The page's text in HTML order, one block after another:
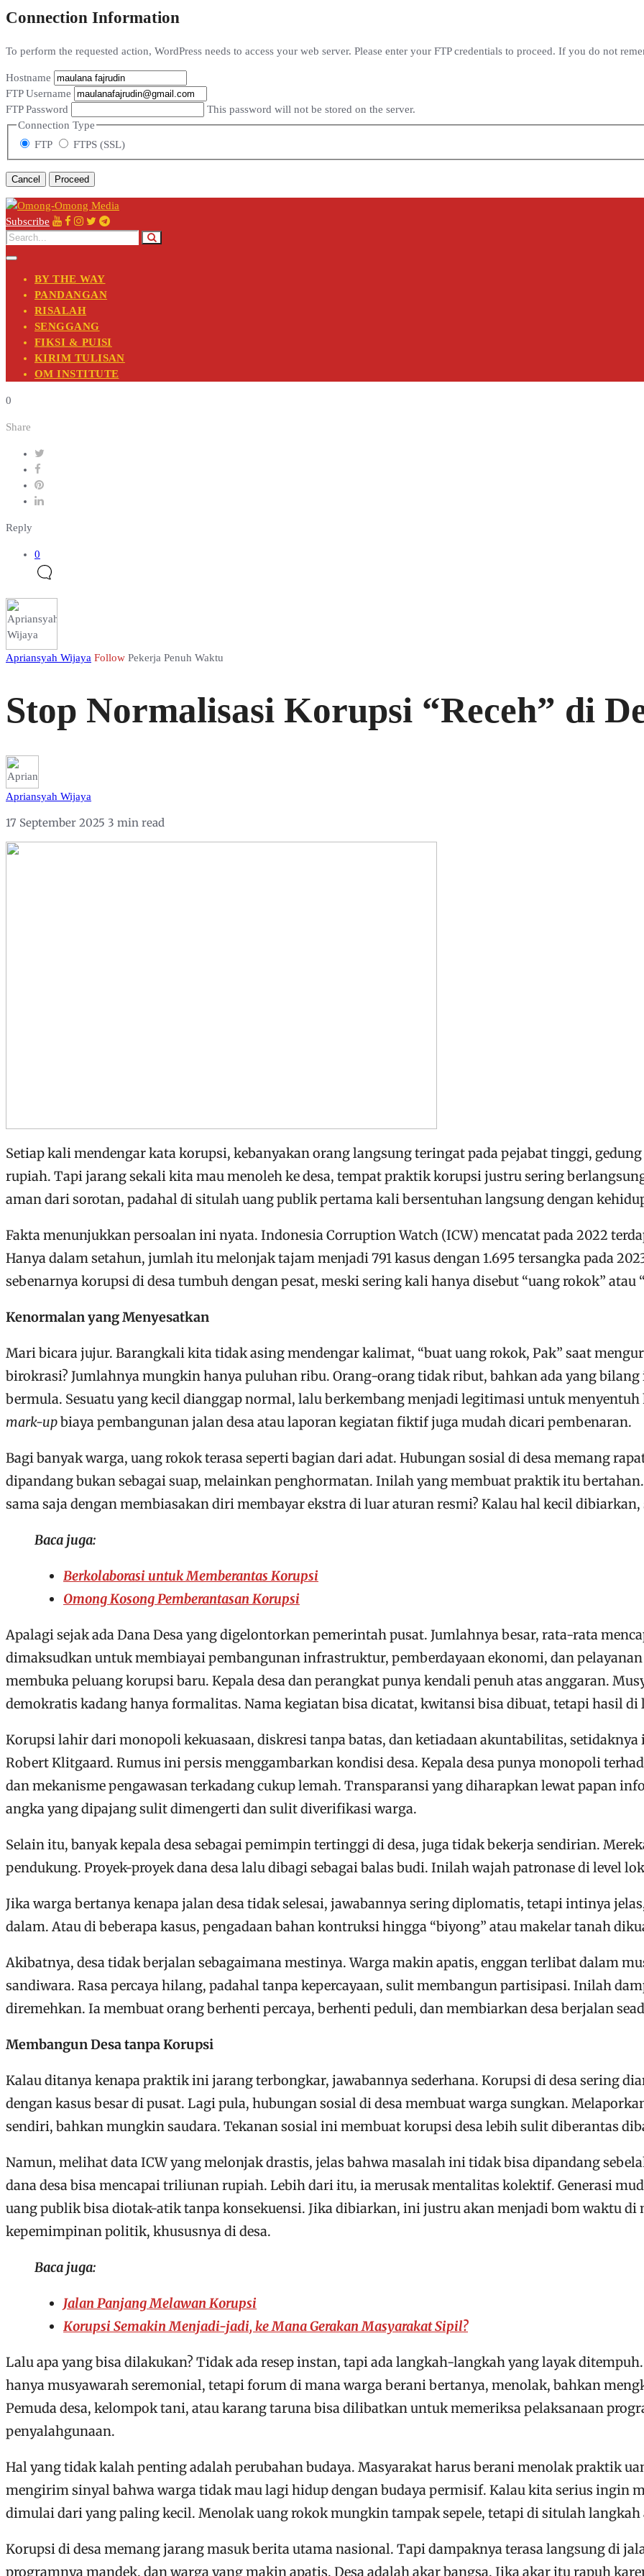
Connection Information
To perform the requested action, WordPress needs to access your web server. Please enter your FTP credentials to proceed. If you do not
Hostname
FTP Username
FTP Password
This password will not be stored on the server.
Connection Type
FTP
FTPS (SSL)
Cancel
Subscribe
BY THE WAY
PANDANGAN
RISALAH
SENGGANG
FIKSI & PUISI
KIRIM TULISAN
OM INSTITUTE
0
Share
Reply
0
Apriansyah Wijaya Follow Pekerja Penuh Waktu
Stop Normalisasi Korupsi “Receh” di
Apriansyah Wijaya
17 September 2025 3 min read
Setiap kali mendengar kata korupsi, kebanyakan orang langsung teringat pada pejabat tinggi,
rupiah. Tapi jarang sekali kita mau menoleh ke desa, tempat praktik korupsi justru sering
aman dari sorotan, padahal di situlah uang publik pertama kali bersentuhan langsung dengan
Fakta menunjukkan persoalan ini nyata. Indonesia Corruption Watch (ICW) mencatat pada 2022
Hanya dalam setahun, jumlah itu melonjak tajam menjadi 791 kasus dengan 1.695 tersangka pada
sebenarnya korupsi di desa tumbuh dengan pesat, meski sering kali hanya disebut “uang rokok” atau
Kenormalan yang Menyesatkan
Mari bicara jujur. Barangkali kita tidak asing mendengar kalimat, “buat uang rokok, Pak” saat
birokrasi? Jumlahnya mungkin hanya puluhan ribu. Orang-orang tidak ribut, bahkan ada yang
bermula. Sesuatu yang kecil dianggap normal, lalu berkembang menjadi legitimasi untuk menyentuh
mark-upbiaya pembangunan jalan desa atau laporan kegiatan fiktif juga mudah dicari pembenaran.
Bagi banyak warga, uang rokok terasa seperti bagian dari adat. Hubungan sosial di desa memang
dipandang bukan sebagai suap, melainkan penghormatan. Inilah yang membuat praktik itu
sama saja dengan membiasakan diri membayar ekstra di luar aturan resmi? Kalau hal kecil
Baca juga:
Berkolaborasi untuk Memberantas Korupsi
Omong Kosong Pemberantasan Korupsi
Apalagi sejak ada Dana Desa yang digelontorkan pemerintah pusat. Jumlahnya besar, rata-rata
dimaksudkan untuk membiayai pembangunan infrastruktur, pemberdayaan ekonomi, dan
membuka peluang korupsi baru. Kepala desa dan perangkat punya kendali penuh atas anggaran.
demokratis kadang hanya formalitas. Nama kegiatan bisa dicatat, kwitansi bisa dibuat, tetapi hasil di
Korupsi lahir dari monopoli kekuasaan, diskresi tanpa batas, dan ketiadaan akuntabilitas,
Robert Klitgaard. Rumus ini persis menggambarkan kondisi desa. Kepala desa punya monopoli
dan mekanisme pengawasan terkadang cukup lemah. Transparansi yang diharapkan lewat papan
angka yang dipajang sulit dimengerti dan sulit diverifikasi warga.
Selain itu, banyak kepala desa sebagai pemimpin tertinggi di desa, juga tidak bekerja sendirian.
pendukung. Proyek-proyek dana desa lalu dibagi sebagai balas budi. Inilah wajah patronase di level
Jika warga bertanya kenapa jalan desa tidak selesai, jawabannya sering diplomatis, tetapi intinya
dalam. Atau di beberapa kasus, pengadaan bahan kontruksi hingga “biyong” atau makelar tanah
Akibatnya, desa tidak berjalan sebagaimana mestinya. Warga makin apatis, enggan terlibat dalam
sandiwara. Rasa percaya hilang, padahal tanpa kepercayaan, sulit membangun partisipasi. Inilah
diremehkan. Ia membuat orang berhenti percaya, berhenti peduli, dan membiarkan desa berjalan
Membangun Desa tanpa Korupsi
Kalau ditanya kenapa praktik ini jarang terbongkar, jawabannya sederhana. Korupsi di desa sering
dengan kasus besar di pusat. Lagi pula, hubungan sosial di desa membuat warga sungkan.
sendiri, bahkan mungkin saudara. Tekanan sosial ini membuat korupsi desa lebih sulit diberantas
Namun, melihat data ICW yang melonjak drastis, jelas bahwa masalah ini tidak bisa dipandang
dana desa bisa mencapai triliunan rupiah. Lebih dari itu, ia merusak mentalitas kolektif. Generasi
uang publik bisa diotak-atik tanpa konsekuensi. Jika dibiarkan, ini justru akan menjadi bom waktu di
kepemimpinan politik, khususnya di desa.
Baca juga:
Jalan Panjang Melawan Korupsi
Korupsi Semakin Menjadi-jadi, ke Mana Gerakan Masyarakat Sipil?
Lalu apa yang bisa dilakukan? Tidak ada resep instan, tapi ada langkah-langkah yang layak
hanya musyawarah seremonial, tetapi forum di mana warga berani bertanya, menolak, bahkan
Pemuda desa, kelompok tani, atau karang taruna bisa dilibatkan untuk memeriksa pelaksanaan
penyalahgunaan.
Hal yang tidak kalah penting adalah perubahan budaya. Masyarakat harus berani menolak praktik
mengirim sinyal bahwa warga tidak mau lagi hidup dengan budaya permisif. Kalau kita serius ingin
dimulai dari yang paling kecil. Menolak uang rokok mungkin tampak sepele, tetapi di situlah
Korupsi di desa memang jarang masuk berita utama nasional. Tapi dampaknya terasa langsung di
programnya mandek, dan warga yang makin apatis. Desa adalah akar bangsa. Jika akar itu rapuh